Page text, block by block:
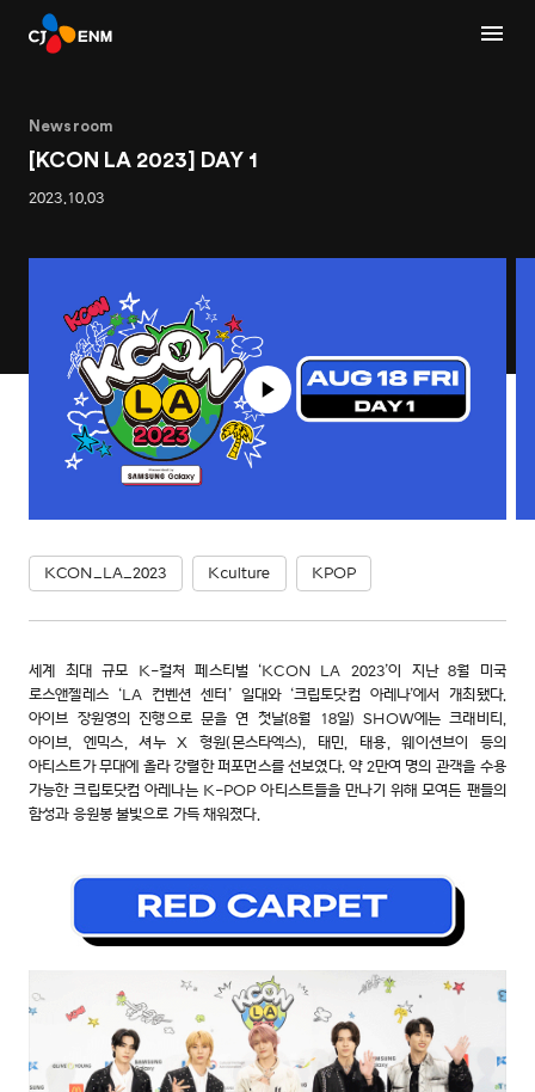
Newsroom
[KCON LA 2023] DAY 1
2023.10.03
KCON_LA_2023 Kculture KPOP
세계 최대 규모 K-컬처 페스티벌 ‘KCON LA 2023’이 지난 8월 미국
로스앤젤레스 ‘LA 컨벤션 센터’ 일대와 ‘크립토닷컴 아레나’에서 개최됐다.
아이브 장원영의 진행으로 문을 연 첫날(8월 18일) SHOW에는 크래비티,
아이브, 엔믹스, 셔누 X 형원(몬스타엑스), 태민, 태용, 웨이션브이 등의
아티스트가 무대에 올라 강렬한 퍼포먼스를 선보였다. 약 2만여 명의 관객을 수용
가능한 크립토닷컴 아레나는 K-POP 아티스트들을 만나기 위해 모여든 팬들의
함성과 응원봉 불빛으로 가득 채워졌다.